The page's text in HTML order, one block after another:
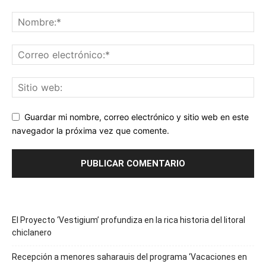
Guardar mi nombre, correo electrónico y sitio web en este
navegador la próxima vez que comente.
El Proyecto ‘Vestigium’ profundiza en la rica historia del litoral
chiclanero
Recepción a menores saharauis del programa ‘Vacaciones en